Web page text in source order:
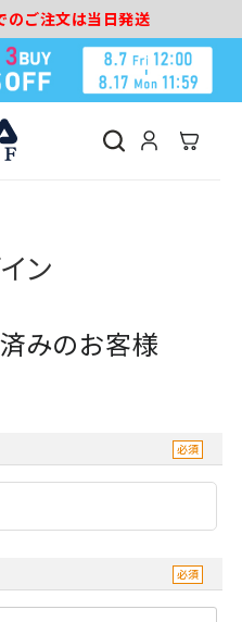
ご注文は当日発送
ン
みのお客様